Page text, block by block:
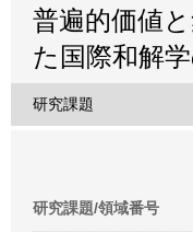
普遍的価値
た国際和解
研究課題
研究課題/領域番号